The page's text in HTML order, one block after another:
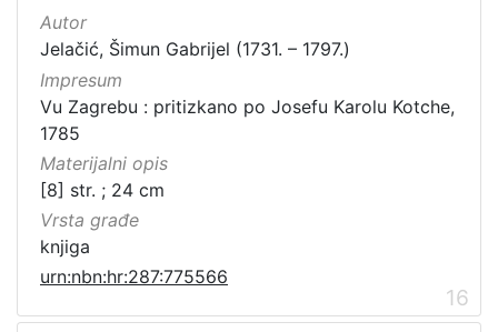
Autor
Jelačić, Šimun Gabrijel (1731. – 1797.)
Impresum
Vu Zagrebu : pritizkano po Josefu Karolu Kotche,
1785
Materijalni opis
[8] str. ; 24 cm
Vrsta građe
knjiga
urn:nbn:hr:287:775566
16